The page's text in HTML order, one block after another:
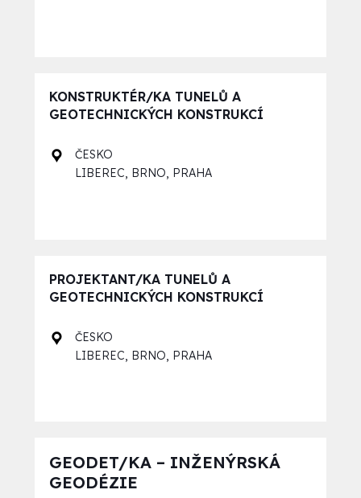
KONSTRUKTÉR/KA TUNELŮ A
GEOTECHNICKÝCH KONSTRUKCÍ
ČESKO
LIBEREC, BRNO, PRAHA
PROJEKTANT/KA TUNELŮ A
GEOTECHNICKÝCH KONSTRUKCÍ
ČESKO
LIBEREC BRNO PRAHA
GEODET/KA – INŽENÝRSKÁ
GEODÉZIE